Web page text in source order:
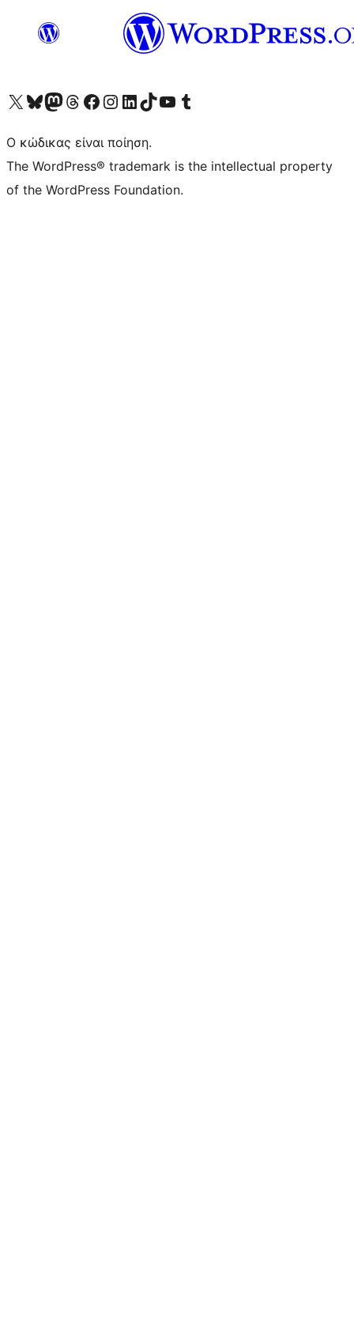
Visit our X (formerly Twitter) account
Visit our Bluesky account
Επισκεφθείτε τον λογαριασμό μας στο Mastodon
Visit our Threads account
Επισκεφτείτε τη σελίδα μας στο Facebook
Επισκεφθείτε τον λογαριασμό μας Instagram
Επισκεφθείτε τον λογαριασμό μας LinkedIn
Visit our TikTok account
Visit our YouTube channel
Visit our Tumblr account
Ο κώδικας είναι ποίηση.
The WordPress® trademark is the intellectual property
of the WordPress Foundation.